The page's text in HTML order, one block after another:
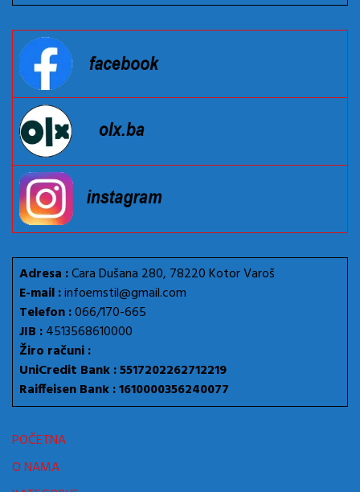
Adresa :Cara Dušana 280, 78220 Kotor Varoš
E-mail :infoemstil@gmail.com
Telefon :066/170-665
JIB :4513568610000
Žiro računi :
UniCredit Bank : 5517202262712219
Raiffeisen Bank : 1610000356240077
POČETNA
O NAMA